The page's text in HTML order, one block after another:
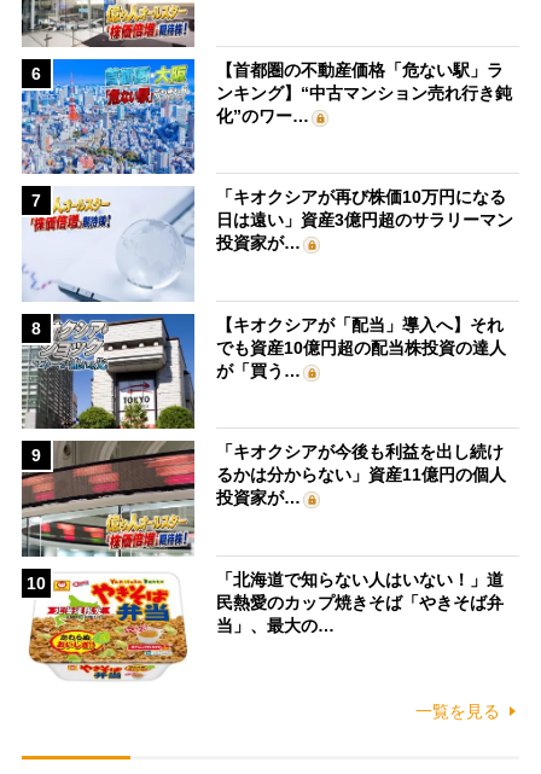
6
【首都圏の不動産価格「危ない駅」ラ
ンキング】“中古マンション売れ行き鈍
化”のワー…
7
「キオクシアが再び株価10万円になる
日は遠い」資産3億円超のサラリーマン
投資家が…
8
【キオクシアが「配当」導入へ】それ
でも資産10億円超の配当株投資の達人
が「買う…
9
「キオクシアが今後も利益を出し続け
るかは分からない」資産11億円の個人
投資家が…
10
「北海道で知らない人はいない！」道
民熱愛のカップ焼きそば「やきそば弁
当」、最大の…
一覧を見る